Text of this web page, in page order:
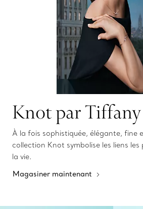
Knot par Tiffany
À la fois sophistiquée, élégante, fine
collection Knot symbolise les liens
la vie.
Magasiner maintenant